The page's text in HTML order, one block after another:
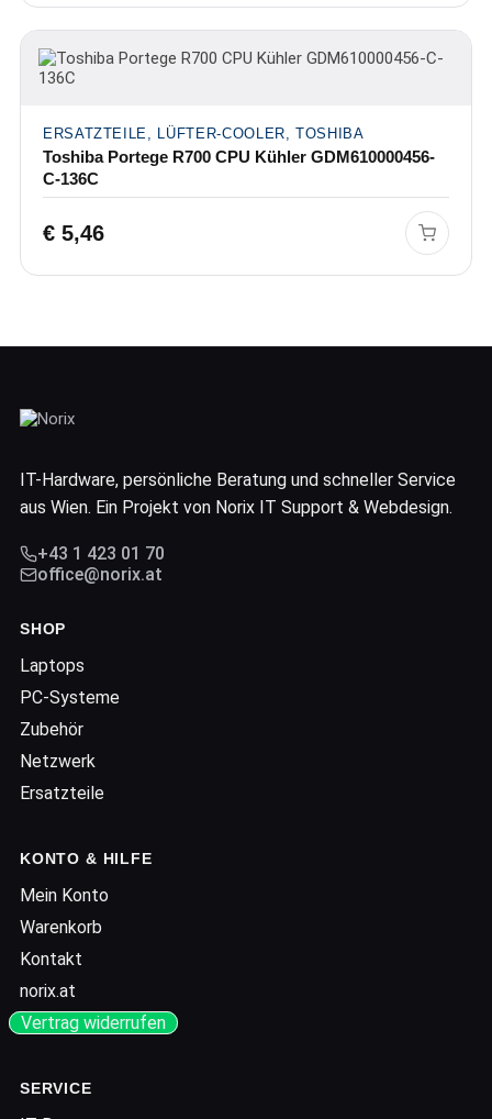
ERSATZTEILE, LÜFTER-COOLER, TOSHIBA
Toshiba Portege R700 CPU Kühler GDM610000456-
C-136C
€5,46
IT-Hardware, persönliche Beratung und schneller Service
aus Wien. Ein Projekt von Norix IT Support & Webdesign.
+43 1 423 01 70
office@norix.at
SHOP
Laptops
PC-Systeme
Zubehör
Netzwerk
Ersatzteile
KONTO & HILFE
Mein Konto
Warenkorb
Kontakt
norix.at
Vertrag widerrufen
SERVICE